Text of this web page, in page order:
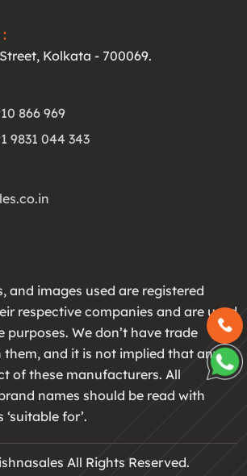
Kolkata - 700069.
866 969
9831 044 343
and images used are registered
respective companies and are used
purposes. We don’t have trade
and it is not implied that any
of these manufacturers. All
names should be read with
for’.
All Rights Reserved.